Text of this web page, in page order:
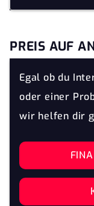
PREIS AUF
Egal ob du
oder einer
wir helfen dir